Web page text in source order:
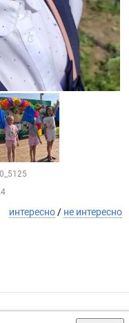
интересно / не интересно